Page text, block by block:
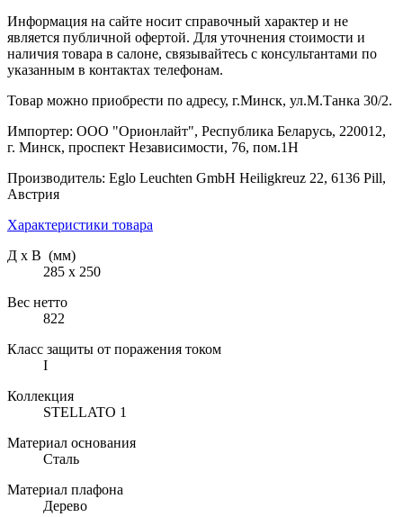
Информация на сайте носит справочный характер и не
является публичной офертой. Для уточнения стоимости и
наличия товара в салоне, связывайтесь с консультантами по
указанным в контактах телефонам.
Товар можно приобрести по адресу, г.Минск, ул.М.Танка 30/2.
Импортер: ООО "Орионлайт", Республика Беларусь, 220012,
г. Минск, проспект Независимости, 76, пом.1Н
Производитель: Eglo Leuchten GmbH Heiligkreuz 22, 6136 Pill,
Австрия
Характеристики товара
Д х В (мм)
285 х 250
Вес нетто
822
Класс защиты от поражения током
I
Коллекция
STELLATO 1
Материал основания
Сталь
Материал плафона
Дерево